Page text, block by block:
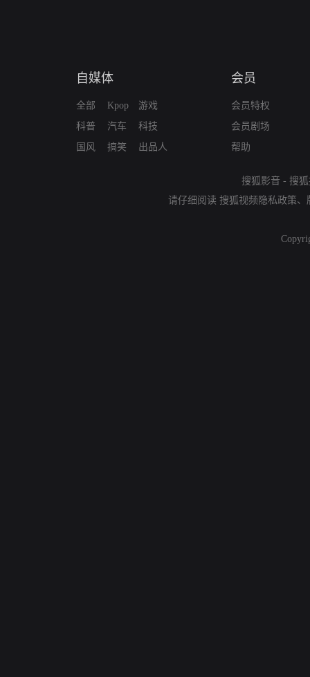
自媒体
全部
科普
国风
Kpop
汽车
搞笑
游戏
科技
出品人
会员
会员特权
会员剧场
帮助
搜狐影音 - 搜
请仔细阅读 搜狐视频隐私政策、